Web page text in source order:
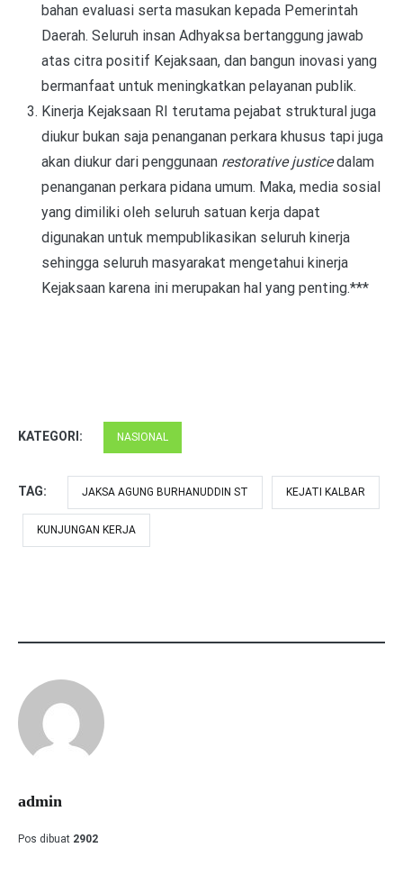
bahan evaluasi serta masukan kepada Pemerintah
Daerah. Seluruh insan Adhyaksa bertanggung jawab
atas citra positif Kejaksaan, dan bangun inovasi yang
bermanfaat untuk meningkatkan pelayanan publik.
Kinerja Kejaksaan RI terutama pejabat struktural juga
diukur bukan saja penanganan perkara khusus tapi juga
akan diukur dari penggunaan restorative justicedalam
penanganan perkara pidana umum. Maka, media sosial
yang dimiliki oleh seluruh satuan kerja dapat
digunakan untuk mempublikasikan seluruh kinerja
sehingga seluruh masyarakat mengetahui kinerja
Kejaksaan karena ini merupakan hal yang penting.***
KATEGORI: NASIONAL
TAG: JAKSA AGUNG BURHANUDDIN ST KEJATI KALBAR
KUNJUNGAN KERJA
admin
Pos dibuat 2902